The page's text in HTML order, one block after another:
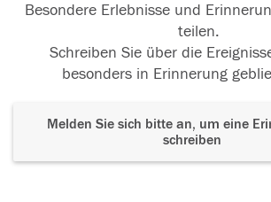
Besondere Erlebnisse und
teilen.
Schreiben Sie über die
besonders in Erinnerung
Melden Sie sich bitte an, um eine
schreiben